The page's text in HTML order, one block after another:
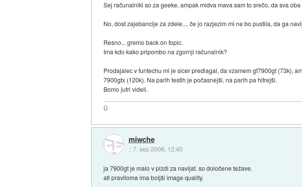
Sej računalniki so za geeke, ampak midva mava sam to srečo, da sva oba
No, dost zajebancije za zdele.... če jo razjezim mi ne bo pustila, da ga
Resno... gremo back on topic.
Ima kdo kako pripombo na zgornji računalnik?
Prodajalec v funtechu mi je sicer predlagal, da vzamem gf7900gt (73k),
7900gtx (120k). Na parih testih je počasnejši, na parih pa hitrejši.
Bomo jutri videli.
Ü
miwche
::7. sep 2006, 12:40
ja 7900gt je malo v pizdi za navijat. so določene težave.
ati praviloma ima boljši image quality.